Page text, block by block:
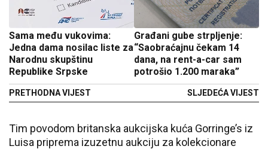
Sama među vukovima:
Jedna dama nosilac liste za
Narodnu skupštinu
Republike Srpske
PRETHODNA VIJEST
Građani gube strpljenje:
“Saobraćajnu čekam 14
dana, na rent-a-car sam
potrošio 1.200 maraka”
SLJEDEĆA VIJEST
Tim povodom britanska aukcijska kuća Gorringe’s iz
Luisa priprema izuzetnu aukciju za kolekcionare